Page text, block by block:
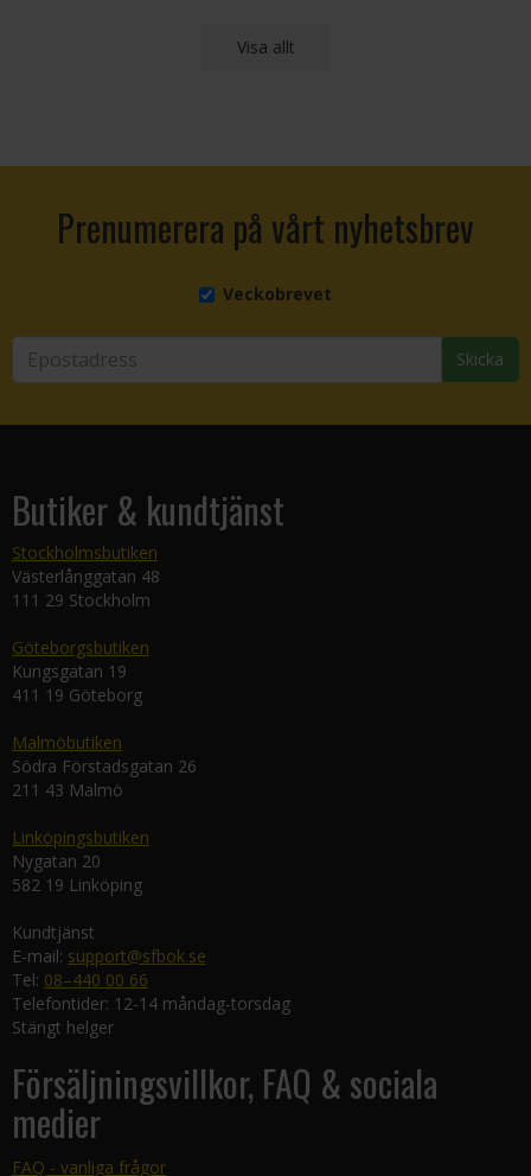
Visa allt
Prenumerera på vårt nyhetsbrev
Veckobrevet
Skicka
Butiker & kundtjänst
Stockholmsbutiken
Västerlånggatan 48
111 29 Stockholm
Göteborgsbutiken
Kungsgatan 19
411 19 Göteborg
Malmöbutiken
Södra Förstadsgatan 26
211 43 Malmö
Linköpingsbutiken
Nygatan 20
582 19 Linköping
Kundtjänst
E-mail: support@sfbok.se
Tel: 08–440 00 66
Telefontider: 12-14 måndag-torsdag
Stängt helger
Försäljningsvillkor, FAQ & sociala
medier
FAQ - vanliga frågor